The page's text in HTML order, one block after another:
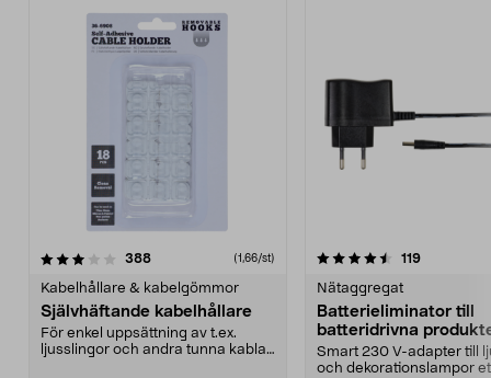
388recensioner (1,66/st)
Kabelhållare & kabelgömmor
Självhäftande kabelhållare
För enkel uppsättning av t.ex.
ljusslingor och andra tunna kablar.
4.5av 5 stjärnor 119
Nätaggregat
Batterieliminator till
batteridrivna
Northlight
Smart 230 V-adapter till
och dekorationslampor
4.5av 5 stjärnor